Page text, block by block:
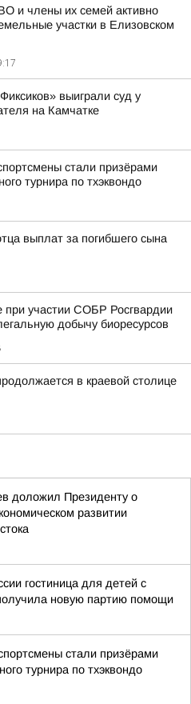
и члены их семей активно
участки в Елизовском
выиграли суд у
на Камчатке
стали призёрами
турнира по тхэквондо
выплат за погибшего сына
при участии СОБР Росгвардии
добычу биоресурсов
в краевой столице
доложил Президенту о
развитии
гостиница для детей с
новую партию помощи
стали призёрами
турнира по тхэквондо